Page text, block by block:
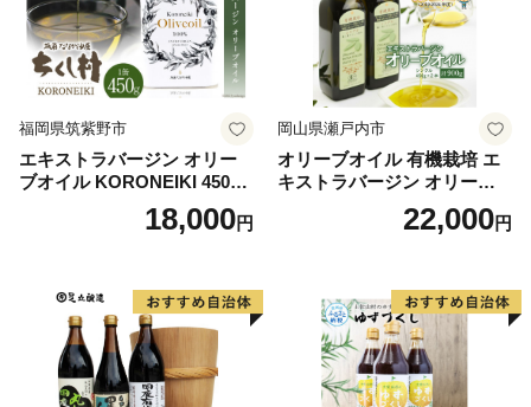
福岡県筑紫野市
エキストラバージン オリー
ブオイル KORONEIKI 450g
[筑前たなか油屋 福岡県 筑紫
野市 21760403] 油 食用油 オ
18,000円
岡山県瀬戸内市
オリーブオイル 有機栽培 エ
キストラバージン オリーブ
オイル シングル 2本 セット
オーガニック 調味料 油 オリ
22,000円